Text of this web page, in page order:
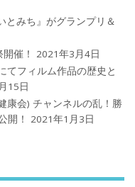
とみち』がグランプリ＆
催！
2021年3月4日
てフィルム作品の歴史と
15日
康会) チャンネルの乱！勝
開！
2021年1月3日